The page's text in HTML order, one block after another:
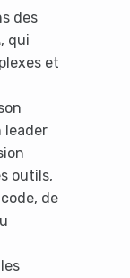
des
, qui
et
leader
outils,
de